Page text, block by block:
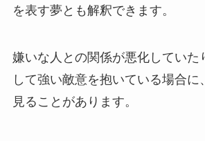
を表す夢とも解釈できます。
嫌いな人との関係が悪化していた
して強い敵意を抱いている場合に
見ることがあります。